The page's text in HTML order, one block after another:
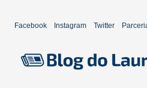
Facebook Instagram Twitter